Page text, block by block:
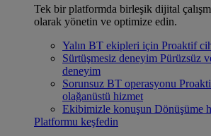
Tek bir platformda birleşik dijital
olarak yönetin ve optimize edin.
Yalın BT ekipleri için Proaktif
Sürtüşmesiz deneyim Pürüzsüz
deneyim
Sorunsuz BT operasyonu
olağanüstü hizmet
Ekibimizle konuşun Dönüşüme
Platformu keşfedin